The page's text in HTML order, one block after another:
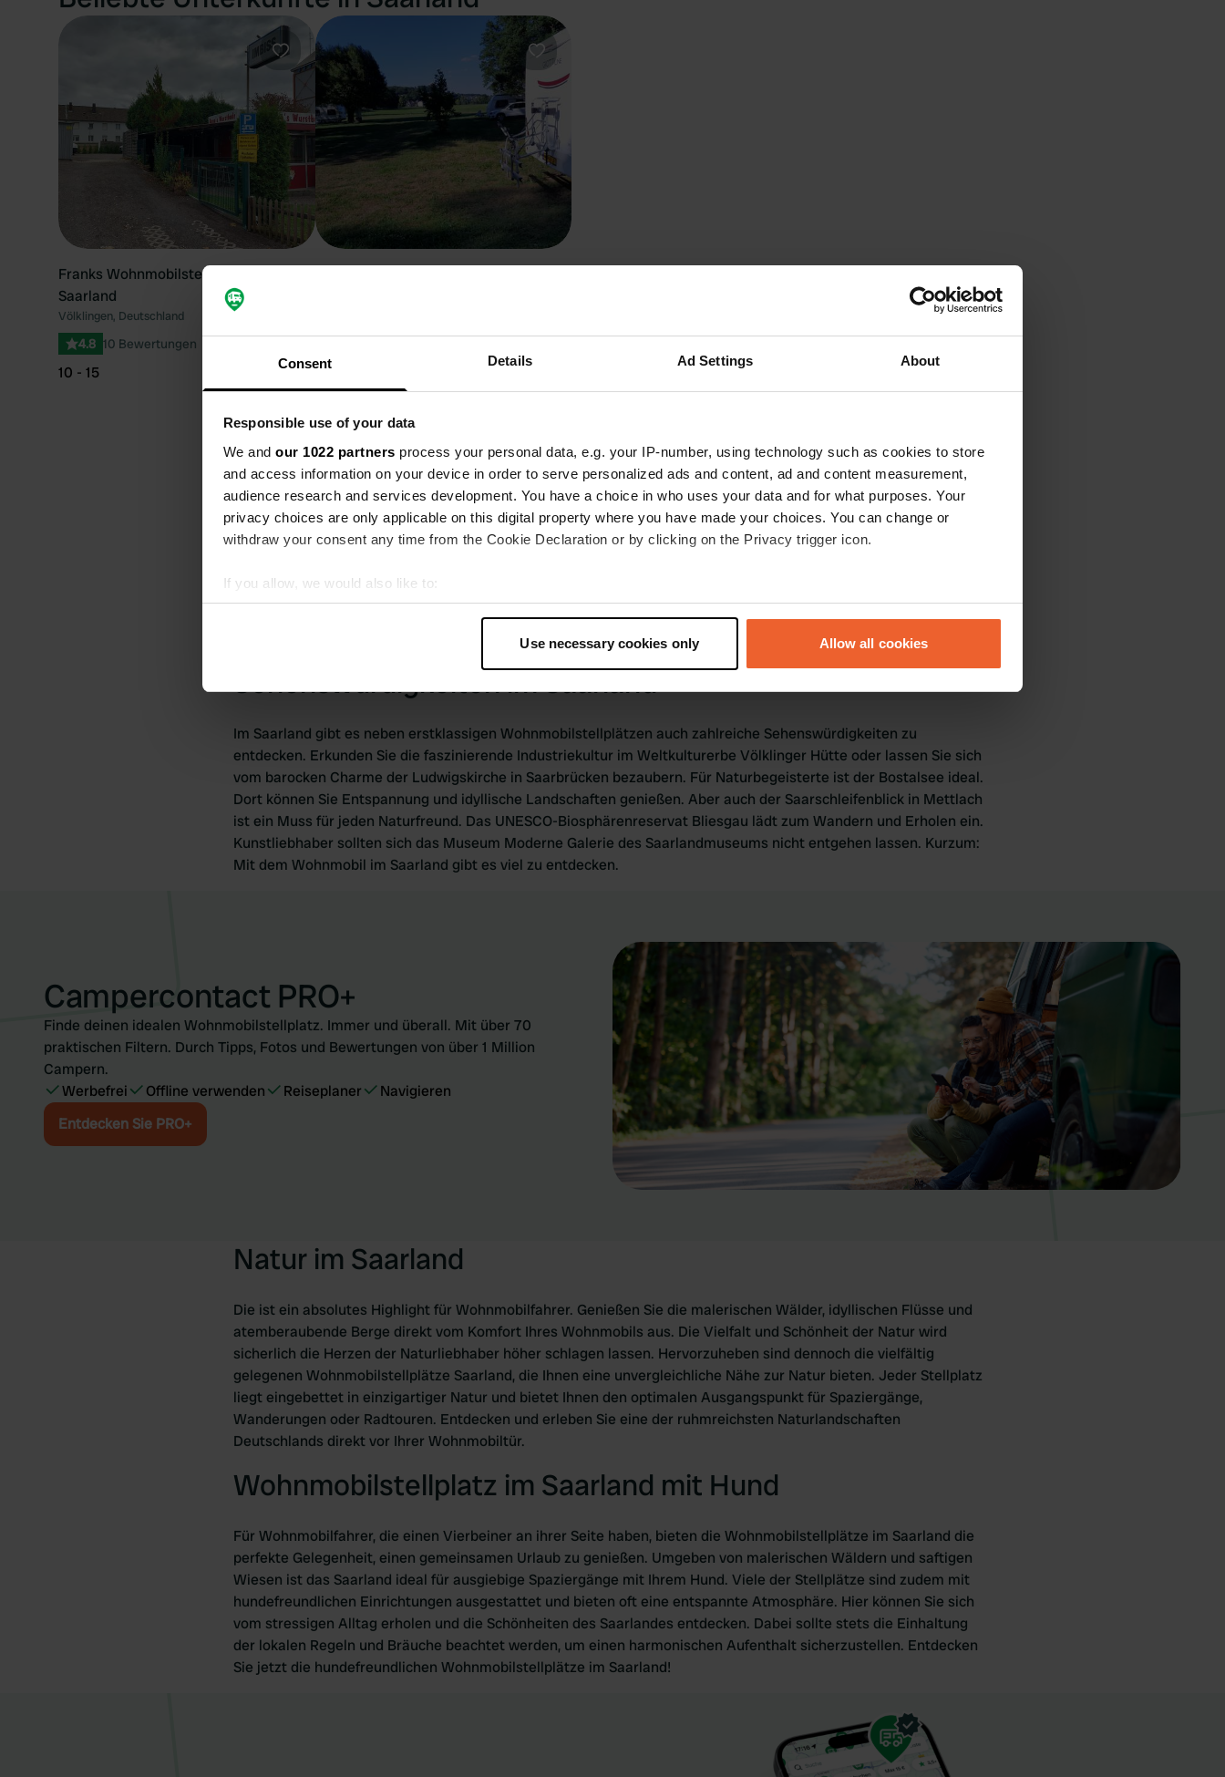
Consent Details Ad Settings About
Responsible use of your data
We and our 1022 partners process your personal data, e.g. your IP-number, using technology such as cookies to store
and access information on your device in order to serve personalized ads and content, ad and content measurement,
audience research and services development. You have a choice in who uses your data and for what purposes. Your
privacy choices are only applicable on this digital property where you have made your choices. You can change or
withdraw your consent any time from the Cookie Declaration or by clicking on the Privacy trigger icon.
If you allow, we would also like to:
Collect information about your geographical location which can be accurate to within several meters
Find out more about how your personal data is processed and set your preferences in the
We use cookies to personalise content and ads, to provide social media features and to analyse our traffic. We also share
other information that you’ve provided to them or that they’ve collected from your use of their services.
Use necessary cookies only Allow all cookies
Favorit
Franks Wohnmobilstellpatz Völklingen
Saarland
Völklingen, Deutschland
4.8 10 Bewertungen
10 - 15
Favorit
Beste Jahreszeit um das Saarland mit dem Wohnmobil zu
besuchen
In puncto ideale Reisezeit für Wohnmobilfahrer sind die Wohnmobilstellplätze im Saarland während des gesamten
Jahres empfehlenswert. Erfahrene Wohnmobilreisende schätzen die moderate Klimazone. So ist, ob im
erblühenden Frühjahr, während der warmen Sommermonate oder im satt bunten Herbst, eine Tour mit dem
die Wälder bieten unvergessliche Momente. Machen Sie also eine unvergessliche Wohnmobiltour durch das
Sehenswürdigkeiten im Saarland
Im Saarland gibt es neben erstklassigen Wohnmobilstellplätzen auch zahlreiche Sehenswürdigkeiten zu
entdecken. Erkunden Sie die faszinierende Industriekultur im Weltkulturerbe Völklinger Hütte oder lassen Sie sich
vom barocken Charme der Ludwigskirche in Saarbrücken bezaubern. Für Naturbegeisterte ist der Bostalsee ideal.
Dort können Sie Entspannung und idyllische Landschaften genießen. Aber auch der Saarschleifenblick in Mettlach
ist ein Muss für jeden Naturfreund. Das UNESCO-Biosphärenreservat Bliesgau lädt zum Wandern und Erholen ein.
Kunstliebhaber sollten sich das Museum Moderne Galerie des Saarlandmuseums nicht entgehen lassen. Kurzum:
Mit dem Wohnmobil im Saarland gibt es viel zu entdecken.
Campercontact PRO+
Finde deinen idealen Wohnmobilstellplatz. Immer und überall. Mit über 70
praktischen Filtern. Durch Tipps, Fotos und Bewertungen von über 1 Million
Campern.
Werbefrei
Offline verwenden Reiseplaner
Navigieren
Entdecken Sie PRO+
Natur im Saarland
Die ist ein absolutes Highlight für Wohnmobilfahrer. Genießen Sie die malerischen Wälder, idyllischen Flüsse und
atemberaubende Berge direkt vom Komfort Ihres Wohnmobils aus. Die Vielfalt und Schönheit der Natur wird
sicherlich die Herzen der Naturliebhaber höher schlagen lassen. Hervorzuheben sind dennoch die vielfältig
gelegenen Wohnmobilstellplätze Saarland, die Ihnen eine unvergleichliche Nähe zur Natur bieten. Jeder Stellplatz
liegt eingebettet in einzigartiger Natur und bietet Ihnen den optimalen Ausgangspunkt für Spaziergänge,
Wanderungen oder Radtouren. Entdecken und erleben Sie eine der ruhmreichsten Naturlandschaften
Deutschlands direkt vor Ihrer Wohnmobiltür.
Wohnmobilstellplatz im Saarland mit Hund
Für Wohnmobilfahrer, die einen Vierbeiner an ihrer Seite haben, bieten die Wohnmobilstellplätze im Saarland die
perfekte Gelegenheit, einen gemeinsamen Urlaub zu genießen. Umgeben von malerischen Wäldern und saftigen
Wiesen ist das Saarland ideal für ausgiebige Spaziergänge mit Ihrem Hund. Viele der Stellplätze sind zudem mit
hundefreundlichen Einrichtungen ausgestattet und bieten oft eine entspannte Atmosphäre. Hier können Sie sich
vom stressigen Alltag erholen und die Schönheiten des Saarlandes entdecken. Dabei sollte stets die Einhaltung
der lokalen Regeln und Bräuche beachtet werden, um einen harmonischen Aufenthalt sicherzustellen. Entdecken
Sie jetzt die hundefreundlichen Wohnmobilstellplätze im Saarland!